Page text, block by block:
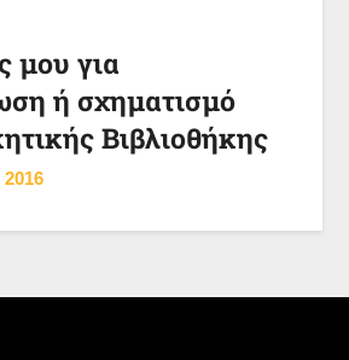
μου για
ή σχηματισμό
Βιβλιοθήκης